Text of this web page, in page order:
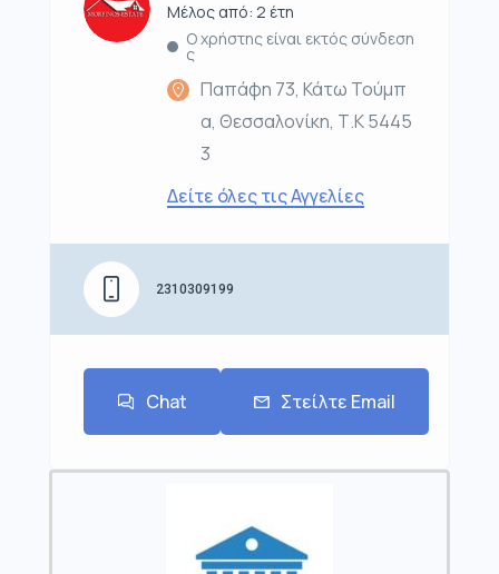
Μέλος από: 2 έτη
Ο χρήστης είναι εκτός σύνδεση
ς
Παπάφη 73, Κάτω Τούμπ
α, Θεσσαλονίκη, Τ.Κ 5445
3
Δείτε όλες τις Αγγελίες
2310309199
Chat Στείλτε Email